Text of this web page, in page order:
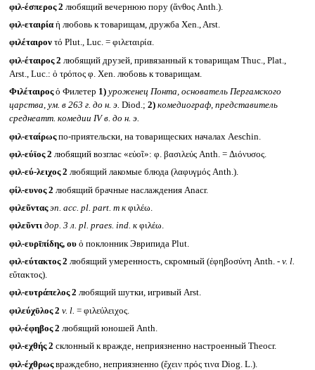
φιλ-έσπερος 2 любящий вечернюю пору (ἄνθος Anth.).
φιλ-εταιρία ἡ любовь к товарищам, дружба Xen., Arst.
φιλέταιρον τό Plut., Luc. = φιλεταιρία.
φιλ-έταιρος 2 любящий друзей, привязанный к товарищам Thuc., Plat.,
Arst., Luc.: ὁ τρόπος φ. Xen. любовь к товарищам.
Φιλέταιροςὁ Филетер 1) уроженец Понта, основатель Пергамского
царства, ум. в 263 г. до н. э. Diod.; 2) комедиограф, представитель
среднеатт. комедии IV в. до н. э.
φιλ-εταίρωςпо-приятельски, на товарищеских началах Aeschin.
φιλ-εύϊος 2 любящий возглас «εὐοῖ»: φ. βασιλεύς Anth. = Διόνυσος.
φιλ-εύ-λειχος 2 любящий лакомые блюда (λαφυγμός Anth.).
φίλ-ευνος 2 любящий брачные наслаждения Anacr.
φιλεῦντας эп. acc. pl. part. m кφιλέω.
φιλεῦντι дор. 3 л. pl. praes. ind. кφιλέω.
φιλ-ευρῑπίδης, ουὁ поклонник Эврипида Plut.
φιλ-εύτακτος 2 любящий умеренность, скромный (ἐφηβοσύνη Anth. - v. l.
εὔτακτος).
φιλ-ευτράπελος 2 любящий шутки, игривый Arst.
φιλεύχῡλος 2 v. l. = φιλεύλειχος.
φιλ-έφηβος 2 любящий юношей Anth.
φιλ-εχθής 2 склонный к вражде, неприязненно настроенный Theocr.
φιλ-έχθρωςвраждебно, неприязненно (ἔχειν πρός τινα Diog. L.).